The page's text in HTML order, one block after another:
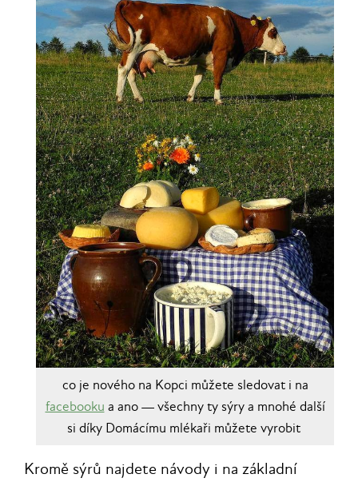
co je nového na Kopci můžete sledovat i na
facebooku a ano — všechny ty sýry a mnohé další
si díky Domácímu mlékaři můžete vyrobit
Kromě sýrů najdete návody i na základní